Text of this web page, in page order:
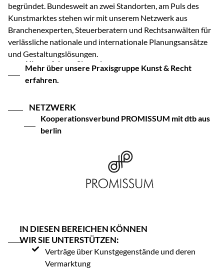
begründet. Bundesweit an zwei Standorten, am Puls des
Kunstmarktes stehen wir mit unserem Netzwerk aus
Branchenexperten, Steuerberatern und Rechtsanwälten für
verlässliche nationale und internationale Planungsansätze
und Gestaltungslösungen.
Hier erfahren Sie mehr.
Mehr über unsere Praxisgruppe Kunst & Recht
erfahren.
NETZWERK
Kooperationsverbund PROMISSUM mit dtb aus
berlin
IN DIESEN BEREICHEN KÖNNEN
WIR SIE UNTERSTÜTZEN:
Verträge über Kunstgegenstände und deren
Vermarktung